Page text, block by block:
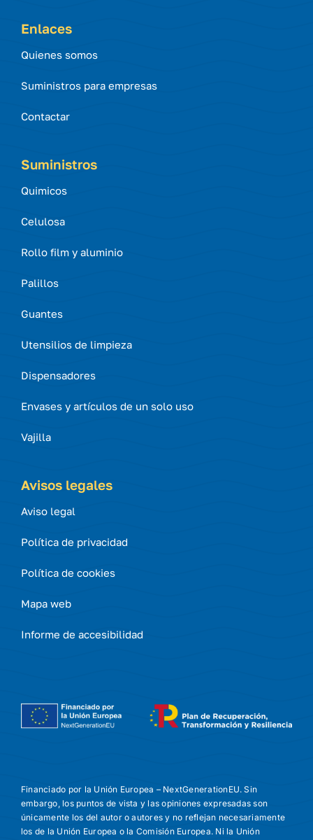
Enlaces
Quienes somos
Suministros para empresas
Contactar
Suministros
Quimicos
Celulosa
Rollo film y aluminio
Palillos
Guantes
Utensilios de limpieza
Dispensadores
Envases y artículos de un solo uso
Vajilla
Avisos legales
Aviso legal
Política de privacidad
Política de cookies
Mapa web
Informe de accesibilidad
Financiado por la Unión Europea – NextGenerationEU. Sin
embargo, los puntos de vista y las opiniones expresadas son
únicamente los del autor o autores y no reflejan necesariamente
los de la Unión Europea o la Comisión Europea. Ni la Unión